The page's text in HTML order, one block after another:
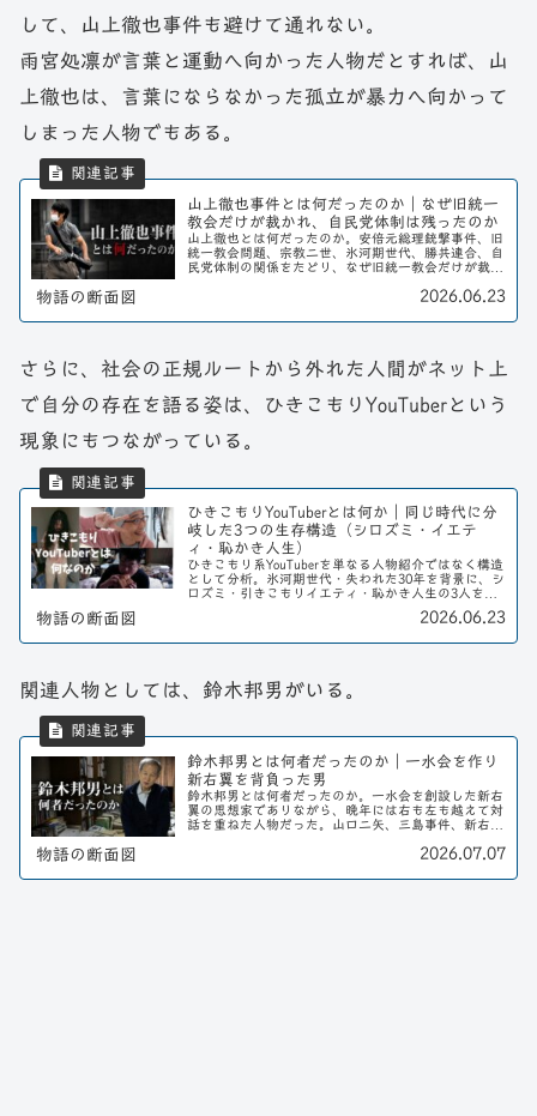
して、山上徹也事件も避けて通れない。
雨宮処凛が言葉と運動へ向かった人物だとすれば、山
上徹也は、言葉にならなかった孤立が暴力へ向かって
しまった人物でもある。
山上徹也事件とは何だったのか｜なぜ旧統一
教会だけが裁かれ、自民党体制は残ったのか
山上徹也とは何だったのか。安倍元総理銃撃事件、旧
統一教会問題、宗教二世、氷河期世代、勝共連合、自
民党体制の関係をたどり、なぜ旧統一教会だけが裁か
物語の断面図 2026.06.23
さらに、社会の正規ルートから外れた人間がネット上
で自分の存在を語る姿は、ひきこもりYouTuberという
現象にもつながっている。
ひきこもりYouTuberとは何か｜同じ時代に分
岐した3つの生存構造（シロズミ・イエテ
ィ・恥かき人生）
ひきこもり系YouTuberを単なる人物紹介ではなく構造
として分析。氷河期世代・失われた30年を背景に、シ
ロズミ・引きこもりイエティ・恥かき人生の3人を
「依存・行動・収益」の違いから読み解く。
物語の断面図 2026.06.23
関連人物としては、鈴木邦男がいる。
鈴木邦男とは何者だったのか｜一水会を作り
新右翼を背負った男
鈴木邦男とは何者だったのか。一水会を創設した新右
翼の思想家でありながら、晩年には右も左も越えて対
話を重ねた人物だった。山口二矢、三島事件、新右
物語の断面図 2026.07.07